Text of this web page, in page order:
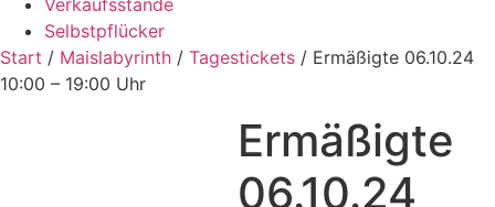
Verkaufsstände
Selbstpflücker
Start / Maislabyrinth / Tagestickets / Ermäßigte 06.10.24
10:00 – 19:00 Uhr
Ermäßigte
06.10.24